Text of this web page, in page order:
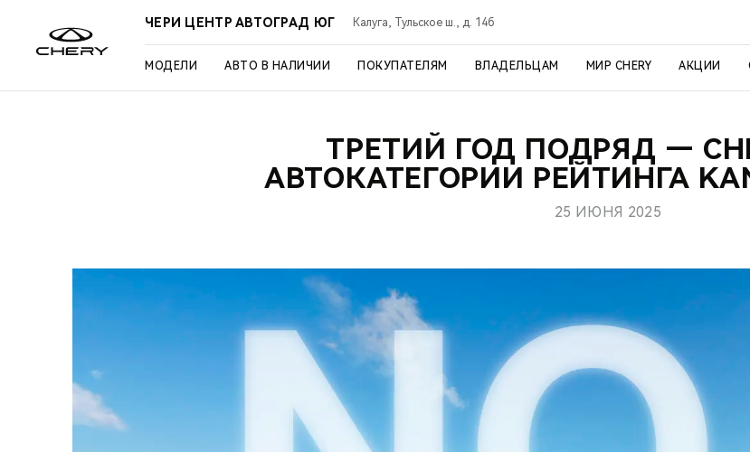
ЧЕРИ ЦЕНТР АВТОГРАД ЮГ Калуга, Тульское ш., д. 14б
МОДЕЛИ АВТО В НАЛИЧИИ ПОКУПАТЕЛЯМ ВЛАДЕЛЬЦАМ МИР CHERY АКЦИИ
ТРЕТИЙ ГОД ПОДРЯД —
АВТОКАТЕГОРИИ РЕЙТИНГА
25 ИЮНЯ 2025